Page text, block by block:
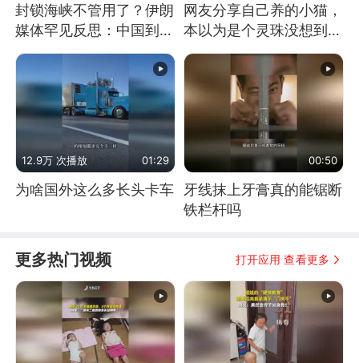
封锁海峡不管用了？伊朗
媒体罕见反思：中国到底
是不是在"拆台"
网友分享自己养的小猫，
本以为是个灵珠没想到是
魔丸
12.9万 次播放 01:29
为啥国外这么多长头卡车
00:50
牙线抹上牙膏真的能锯断
铁栏杆吗
更多热门视频 打开应用 查看更多